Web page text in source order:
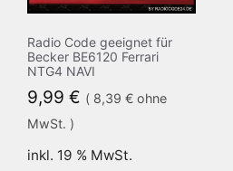
Radio Code geeignet für
Becker BE6120 Ferrari
NTG4 NAVI
9,99 € ( 8,39 € ohne
MwSt. )
inkl. 19 % MwSt.